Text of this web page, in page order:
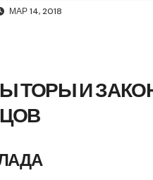
МАР 14, 2018
ТОРЫ И